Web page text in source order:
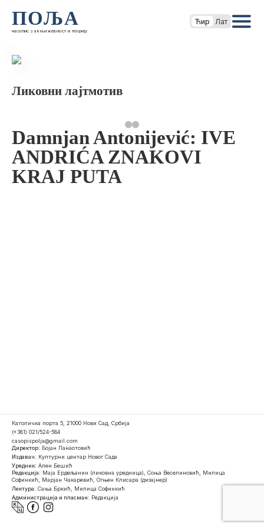
ПОЉА
часопис за књижевност и теорију
Ћир Лат
Ликовни лајтмотив
Damnjan Antonijević: IVE
ANDRIĆA ZNAKOVI
KRAJ PUTA
Католичка порта 5, 21000 Нови Сад, Србија
(+381) 021/524-584
casopispolja@gmail.com
Директор: Бојан Панаотовић
Издавач: Културни центар Новог Сада
Уредник: Ален Бешић
Редакција: Маја Ердељанин (ликовна уредница), Соња Веселиновић, Милица
Софинкић, Марјан Чакаревић, Огњен Клисара (дизајнер)
Лектура: Сања Бркић, Милица Софинкић
Администрација и пласман: Редакција